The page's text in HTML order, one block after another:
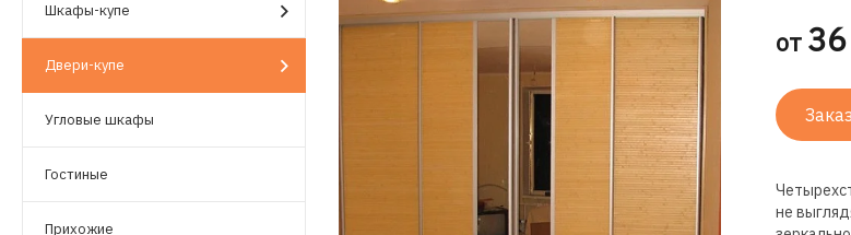
Шкафы-купе
Двери-купе
Угловые шкафы
Гостиные
Прихожие
от
не